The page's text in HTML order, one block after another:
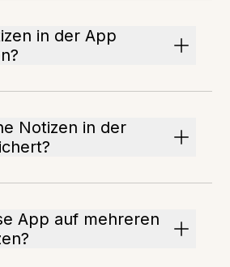
in der App
Notizen in der
App auf mehreren